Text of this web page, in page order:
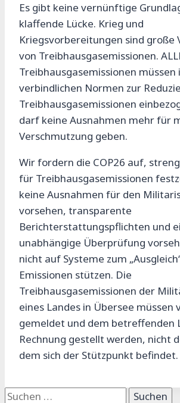
Es gibt keine vernünftige
klaffende Lücke. Krieg und
Kriegsvorbereitungen sind große
von Treibhausgasemissionen.
Treibhausgasemissionen müssen
verbindlichen Normen zur
Treibhausgasemissionen
darf keine Ausnahmen mehr für
Verschmutzung geben.
Wir fordern die COP26 auf,
für Treibhausgasemissionen
keine Ausnahmen für den
vorsehen, transparente
Berichterstattungspflichten und
unabhängige Überprüfung
nicht auf Systeme zum
Emissionen stützen. Die
Treibhausgasemissionen der
eines Landes in Übersee müssen
gemeldet und dem betreffenden
Rechnung gestellt werden, nicht
dem sich der Stützpunkt befindet.
Suchen